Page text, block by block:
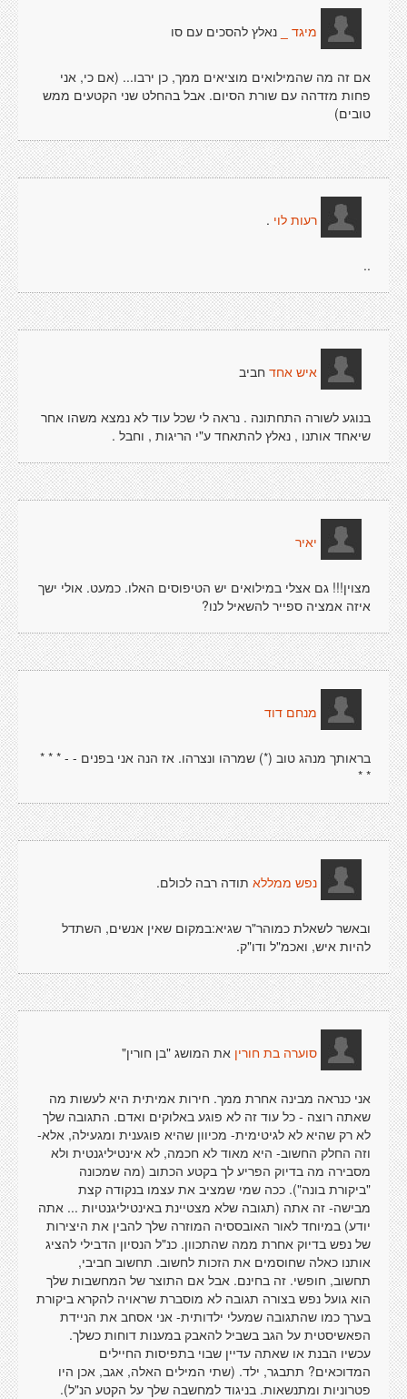
מיגד _ נאלץ להסכים עם סו
אם זה מה שהמילואים מוציאים ממך, כן ירבו... (אם כי, אני
פחות מזדהה עם שורת הסיום. אבל בהחלט שני הקטעים ממש
טובים)
רעות לוי .
..
איש אחד חביב
בנוגע לשורה התחתונה . נראה לי שכל עוד לא נמצא משהו אחר
שיאחד אותנו , נאלץ להתאחד ע"י הריגות , וחבל .
יאיר
מצוין!!! גם אצלי במילואים יש הטיפוסים האלו. כמעט. אולי ישך
איזה אמציה ספייר להשאיל לנו?
מנחם דוד
בראותך מנהג טוב (*) שמרהו ונצרהו. אז הנה אני בפנים - - * * *
* *
נפש ממללא תודה רבה לכולם.
ובאשר לשאלת כמוהר"ר שגיא:במקום שאין אנשים, השתדל
להיות איש, ואכמ"ל ודו"ק.
סוערה בת חורין את המושג "בן חורין"
אני כנראה מבינה אחרת ממך. חירות אמיתית היא לעשות מה
שאתה רוצה - כל עוד זה לא פוגע באלוקים ואדם. התגובה שלך
לא רק שהיא לא לגיטימית- מכיוון שהיא פוגענית ומגעילה, אלא-
וזה החלק החשוב- היא מאוד לא חכמה, לא אינטיליגנטית ולא
מסבירה מה בדיוק הפריע לך בקטע הכתוב (מה שמכונה
"ביקורת בונה"). ככה שמי שמציב את עצמו בנקודה קצת
מבישה- זה אתה (תגובה שלא מצטיינת באינטיליגנטיות ... אתה
יודע) במיוחד לאור האובססיה המוזרה שלך להבין את היצירות
של נפש בדיוק אחרת ממה שהתכוון. כנ"ל הנסיון הדבילי להציג
אותנו כאלה שחוסמים את הזכות לחשוב. תחשוב חביבי,
תחשוב, חופשי. זה בחינם. אבל אם התוצר של המחשבות שלך
הוא גועל נפש בצורה תגובה לא מוסברת שראויה להקרא ביקורת
בערך כמו שהתגובה שמעלי ילדותית- אני אסחב את הניידת
הפאשיסטית על הגב בשביל להאבק במענות דוחות כשלך.
עכשיו הבנת או שאתה עדיין שבוי בתפיסות החיילים
המדוכאים? תתבגר, ילד. (שתי המילים האלה, אגב, אכן היו
פטרוניות ומתנשאות. בניגוד למחשבה שלך על הקטע הנ"ל).